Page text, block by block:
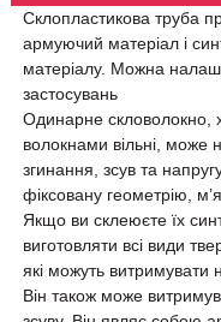
Склопластикова труба
армуючий матеріал і
матеріалу. Можна
застосувань
Одинарне скловолокно,
волокнами вільні, може
згинання, зсув та
фіксовану геометрію,
Якщо ви склеюєте їх
виготовляти всі види
які можуть витримувати
Він також може